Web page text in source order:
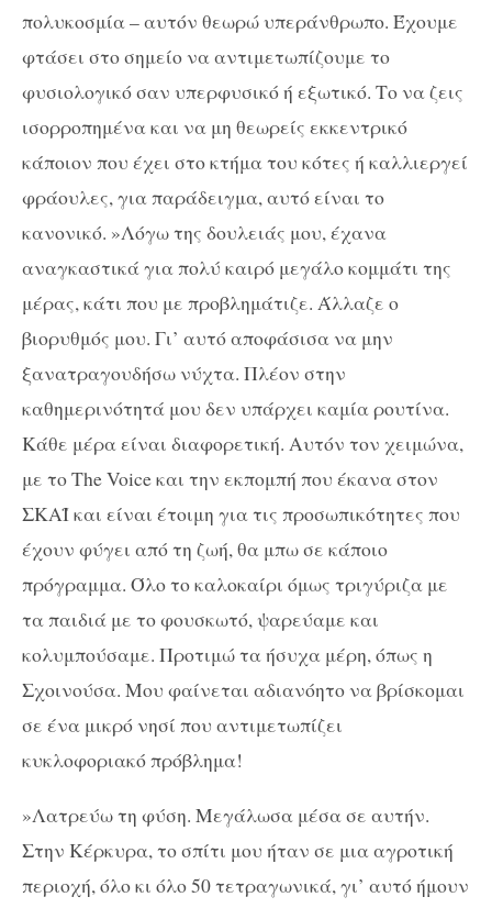
πολυκοσμία – αυτόν θεωρώ υπεράνθρωπο. Έχουμε
φτάσει στο σημείο να αντιμετωπίζουμε το
φυσιολογικό σαν υπερφυσικό ή εξωτικό. Το να ζεις
ισορροπημένα και να μη θεωρείς εκκεντρικό
κάποιον που έχει στο κτήμα του κότες ή καλλιεργεί
φράουλες, για παράδειγμα, αυτό είναι το
κανονικό. »Λόγω της δουλειάς μου, έχανα
αναγκαστικά για πολύ καιρό μεγάλο κομμάτι της
μέρας, κάτι που με προβλημάτιζε. Άλλαζε ο
βιορυθμός μου. Γι’ αυτό αποφάσισα να μην
ξανατραγουδήσω νύχτα. Πλέον στην
καθημερινότητά μου δεν υπάρχει καμία ρουτίνα.
Κάθε μέρα είναι διαφορετική. Αυτόν τον χειμώνα,
με τοTheVoiceκαι την εκπομπή που έκανα στον
ΣΚΑΪ και είναι έτοιμη για τις προσωπικότητες που
έχουν φύγει από τη ζωή, θα μπω σε κάποιο
πρόγραμμα. Όλο το καλοκαίρι όμως τριγύριζα με
τα παιδιά με το φουσκωτό, ψαρεύαμε και
κολυμπούσαμε. Προτιμώ τα ήσυχα μέρη, όπως η
Σχοινούσα. Μου φαίνεται αδιανόητο να βρίσκομαι
σε ένα μικρό νησί που αντιμετωπίζει
κυκλοφοριακό πρόβλημα!
»Λατρεύω τη φύση. Μεγάλωσα μέσα σε αυτήν.
Στην Κέρκυρα, το σπίτι μου ήταν σε μια αγροτική
περιοχή, όλο κι όλο 50 τετραγωνικά, γι’ αυτό ήμουν